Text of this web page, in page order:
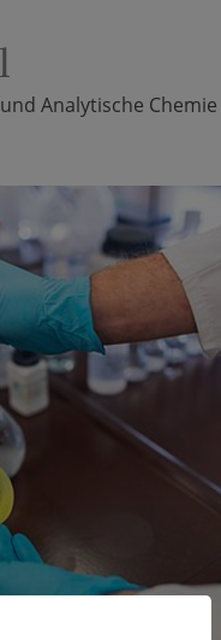
Analytische Chemie